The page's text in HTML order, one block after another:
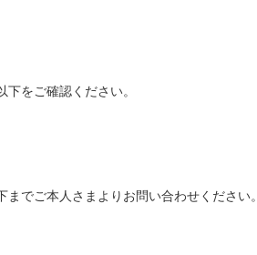
をご確認ください。
でご本人さまよりお問い合わせください。